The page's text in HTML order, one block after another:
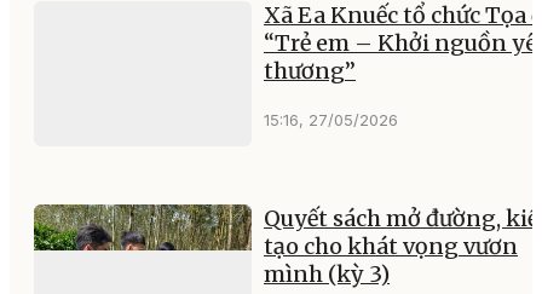
Xã Ea Knuếc tổ chức Tọa
“Trẻ em – Khởi nguồn
thương”
15:16, 27/05/2026
Quyết sách mở đường,
tạo cho khát vọng vươn
mình (kỳ 3)